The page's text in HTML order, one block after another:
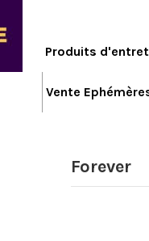
Produits
Vente
Forever